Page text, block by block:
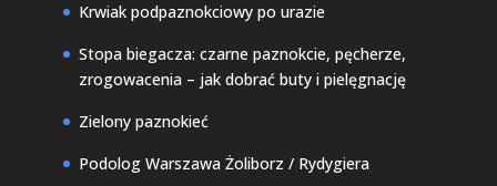
Krwiak podpaznokciowy po urazie
Stopa biegacza: czarne paznokcie, pęcherze,
zrogowacenia – jak dobrać buty i pielęgnację
Zielony paznokieć
Podolog Warszawa Żoliborz / Rydygiera